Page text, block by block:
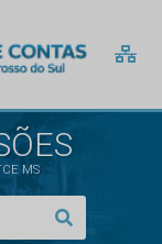
MS